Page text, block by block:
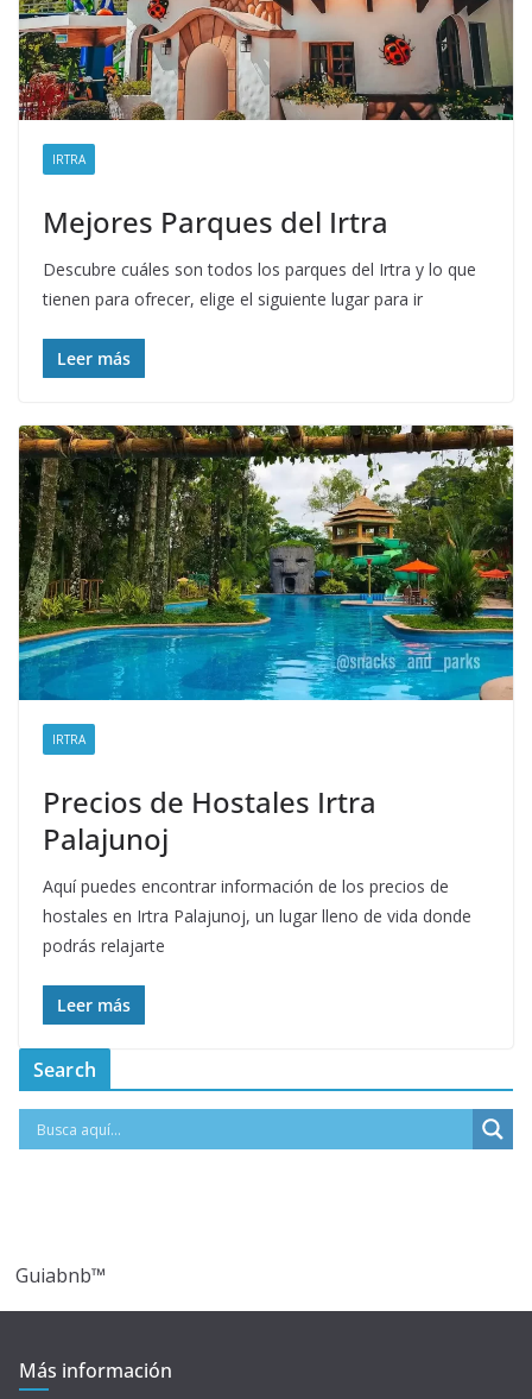
IRTRA
Mejores Parques del Irtra
Descubre cuáles son todos los parques del Irtra y lo que
tienen para ofrecer, elige el siguiente lugar para ir
Leer más
IRTRA
Precios de Hostales Irtra
Palajunoj
Aquí puedes encontrar información de los precios de
hostales en Irtra Palajunoj, un lugar lleno de vida donde
podrás relajarte
Leer más
Search
Guiabnb™
Más información